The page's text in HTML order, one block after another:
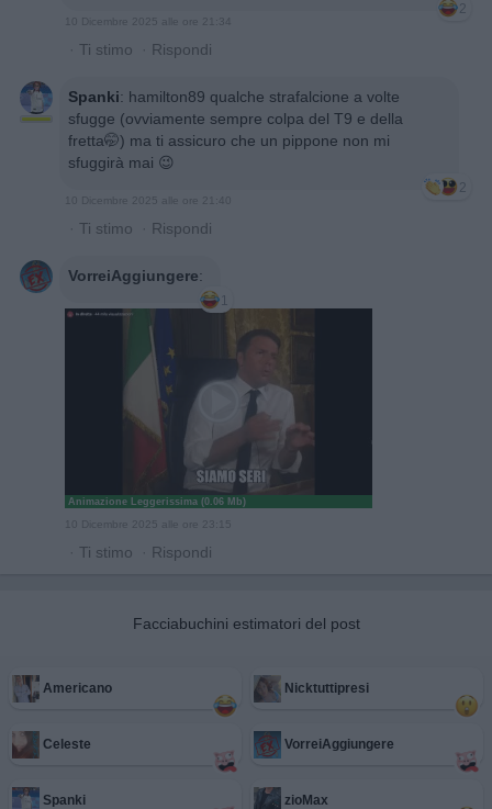
2
10 Dicembre 2025 alle ore 21:34
· Ti stimo · Rispondi
Spanki: hamilton89 qualche strafalcione a volte
sfugge (ovviamente sempre colpa del T9 e della
fretta🤭) ma ti assicuro che un pippone non mi
sfuggirà mai 😉
2
10 Dicembre 2025 alle ore 21:40
· Ti stimo · Rispondi
VorreiAggiungere:
1
Animazione Leggerissima (0.06 Mb)
10 Dicembre 2025 alle ore 23:15
· Ti stimo · Rispondi
Facciabuchini estimatori del post
Americano Nicktuttipresi
Celeste VorreiAggiungere
Spanki zioMax